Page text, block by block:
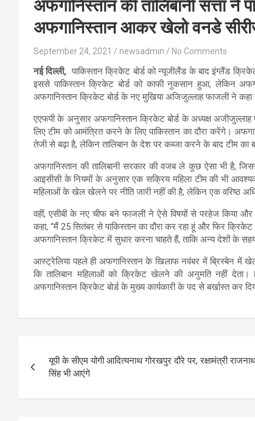
अफगानिस्तान की तालिबानी सत्ता
अफगानिस्तान आकर खेलो वनडे
September 24, 2021 newsadmin No Comments
नई दिल्ली, पाकिस्तान क्रिकेट बोर्ड को न्यूजीलैंड के बाद इंग्लैंड
इससे पाकिस्तान क्रिकेट बोर्ड को काफी नुकसान हुआ, लेकिन
अफगानिस्तान क्रिकेट बोर्ड के नए मुखिया अजिजुल्लाह फाजली ने कहा
एएफपी के अनुसार अफगानिस्तान क्रिकेट बोर्ड के अध्यक्ष अजीजुल्लाह
लिए टीम को आमंत्रित करने के लिए पाकिस्तान का दौरा करेंगे।
तेजी से बढ़ा है, लेकिन तालिबान के देश पर कब्जा करने के बाद टीम का
अफगानिस्तान की तालिबानी सरकार की वजब ले कुछ ऐसा भी है,
आइसीसी के नियमों के अनुसार एक सक्रिय महिला टीम की भी
महिलाओं के खेल खेलने पर नीति जारी नहीं की है, लेकिन एक वरिष्ठ
वहीं, एसीबी के नए चीफ बने फाजली ने ऐसे विषयों से परहेज किया
कहा, “मैं 25 सितंबर से पाकिस्तान का दौरा कर रहा हूं और फिर
अफगानिस्तान क्रिकेट में सुधार करना चाहते हैं, ताकि अन्य देशों के
आस्ट्रेलिया पहले ही अफगानिस्तान के खिलाफ नवंबर में ब्रिस्बेन
कि तालिबान महिलाओं को क्रिकेट खेलने की अनुमति नहीं देता।
अफगानिस्तान क्रिकेट बोर्ड के मुख्य कार्यकारी के पद से बर्खास्त कर
navigation
यूपी के सीएम योगी आदित्यनाथ गोरखपुर दौरे पर, रक्षामंत्री
सिंह भी आएंगे